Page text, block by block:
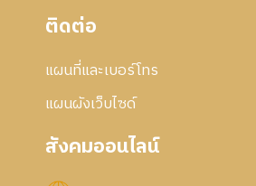
ติดต่อ
แผนที่และเบอร์โทร
แผนผังเว็บไซด์
สังคมออนไลน์